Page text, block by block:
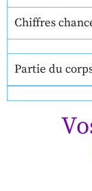
Chiffres
Partie du